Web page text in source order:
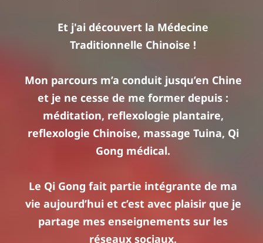
Et j'ai découvert la Médecine
Traditionnelle Chinoise !
Mon parcours m’a conduit jusqu’en Chine
et je ne cesse de me former depuis :
méditation, reflexologie plantaire,
reflexologie Chinoise, massage Tuina, Qi
Gong médical.
Le Qi Gong fait partie intégrante de ma
vie aujourd’hui et c’est avec plaisir que je
partage mes enseignements sur les
réseaux sociaux.